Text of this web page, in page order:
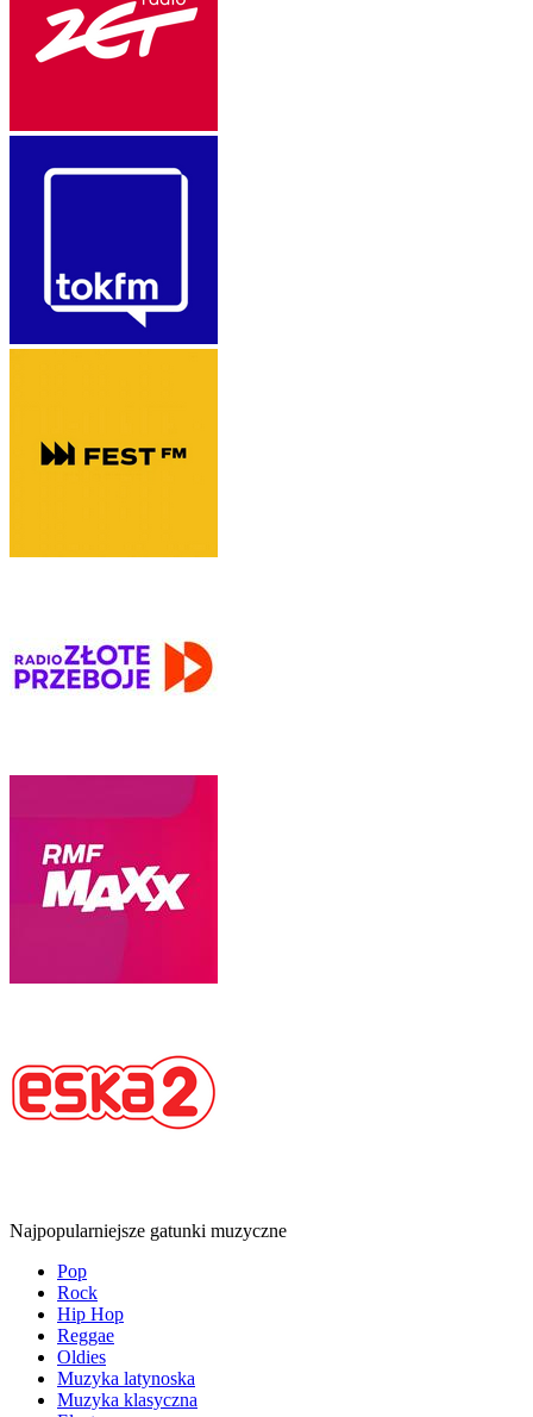
Najpopularniejsze gatunki muzyczne
Pop
Rock
Hip Hop
Reggae
Oldies
Muzyka latynoska
Muzyka klasyczna